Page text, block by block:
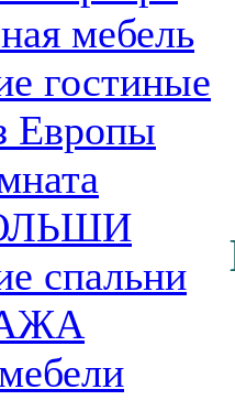
мебель
гостиные
Европы
спальни